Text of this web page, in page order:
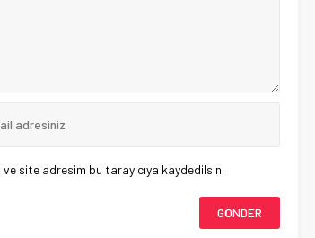
site adresim bu tarayıcıya kaydedilsin.